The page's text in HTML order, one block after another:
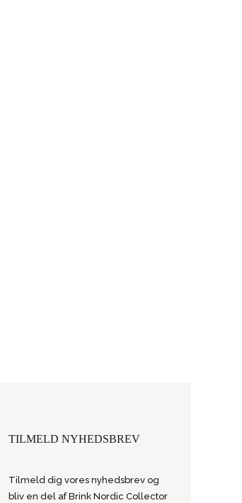
TILMELD NYHEDSBREV
Tilmeld dig vores nyhedsbrev og
bliv en del af Brink Nordic Collector